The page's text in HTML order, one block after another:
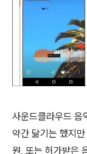
사운드클라우드 음
약간 닮기는 했지
원, 또는 허가받은